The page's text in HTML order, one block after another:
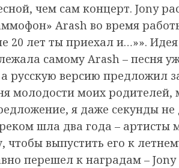
чем сам концерт. Jony
Arash во время
20 лет ты приехал и…»».
самому Arash – песня
русскую версию предложил
молодости моих родителей,
я даже секунды не
шла два года – артисты
чтобы выпустить его к
перешел к наградам –